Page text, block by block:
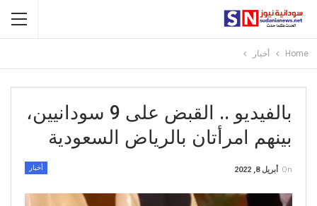
Home أخبار
بالفيديو .. القبض على 9 سودانيين،
بينهم امرأتان بالرياض السعودية
أخبار On أبريل 8, 2022